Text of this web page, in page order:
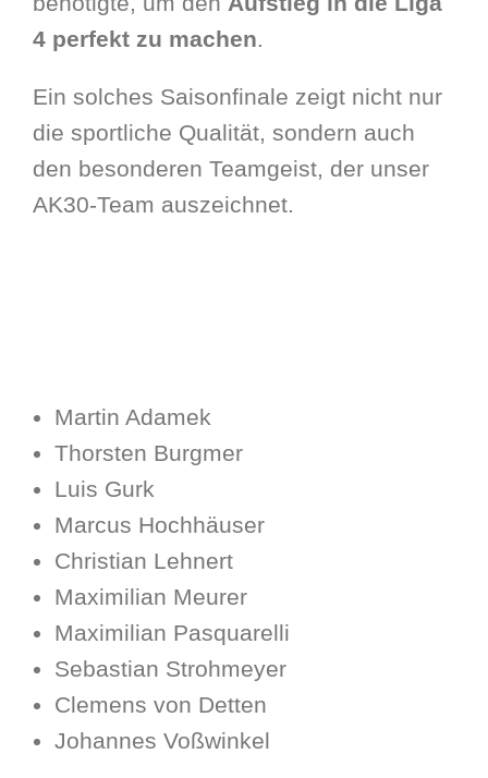
4 perfekt zu machen.
Ein solches Saisonfinale zeigt nicht nur
die sportliche Qualität, sondern auch
den besonderen Teamgeist, der unser
AK30-Team auszeichnet.
Martin Adamek
Thorsten Burgmer
Luis Gurk
Marcus Hochhäuser
Christian Lehnert
Maximilian Meurer
Maximilian Pasquarelli
Sebastian Strohmeyer
Clemens von Detten
Johannes Voßwinkel